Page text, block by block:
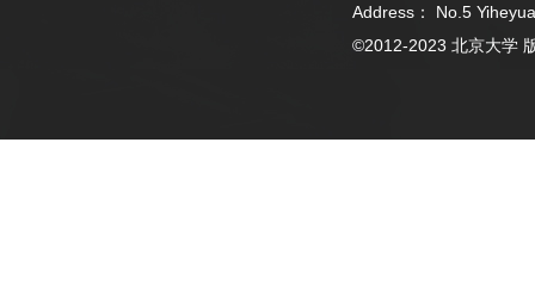
Address： No.5
©2012-2023 北京大学